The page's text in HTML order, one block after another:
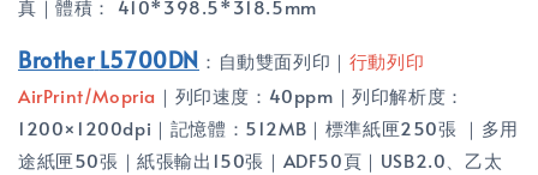
真｜體積： 410*398.5*318.5mm
Brother L5700DN ：自動雙面列印｜ 行動列印
AirPrint/Mopria ｜列印速度：40ppm｜列印解析度：
1200×1200dpi｜記憶體：512MB｜標準紙匣250張 ｜多用
途紙匣50張｜紙張輸出150張｜ADF50頁｜USB2.0、乙太